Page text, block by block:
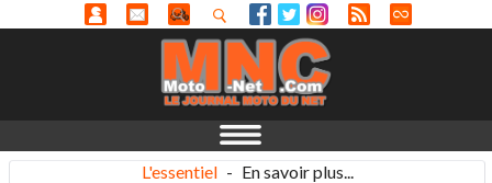
L'essentiel - En savoir plus...